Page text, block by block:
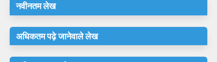
नवीनतम लेख
अधिकतम पढ़े जानेवाले लेख